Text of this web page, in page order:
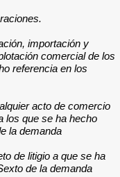
importación y
comercial de los
referencia en los
acto de comercio
los que se ha hecho
la demanda
de litigio a que se ha
de la demanda